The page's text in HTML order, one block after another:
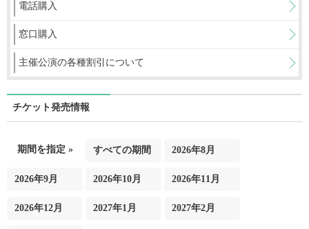
電話購入
窓口購入
主催公演の各種割引について
チケット発売情報
期間を指定 » すべての期間 2026年8月
2026年9月 2026年10月 2026年11月
2026年12月 2027年1月 2027年2月